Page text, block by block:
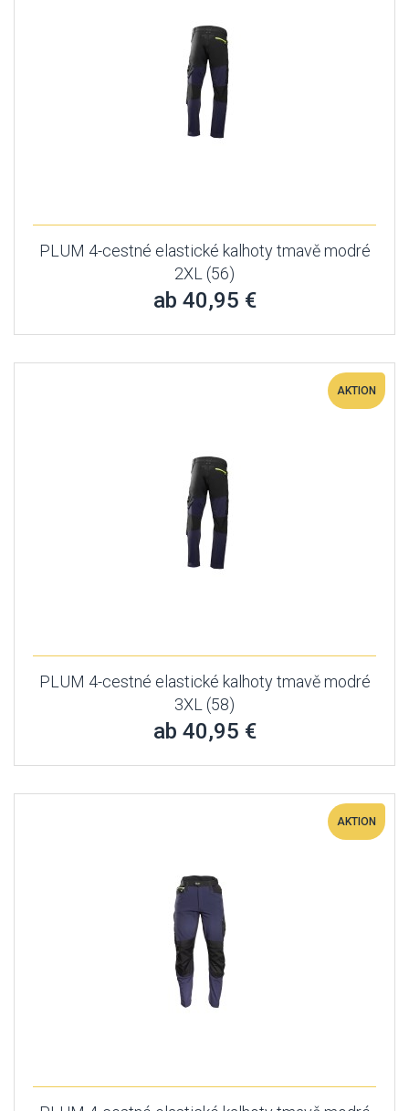
PLUM 4-cestné elastické kalhoty tmavě modré
2XL (56)
ab 40,95 €
AKTION
PLUM 4-cestné elastické kalhoty tmavě modré
3XL (58)
ab 40,95 €
AKTION